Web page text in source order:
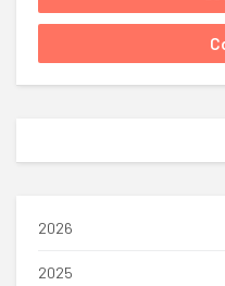
2026
2025